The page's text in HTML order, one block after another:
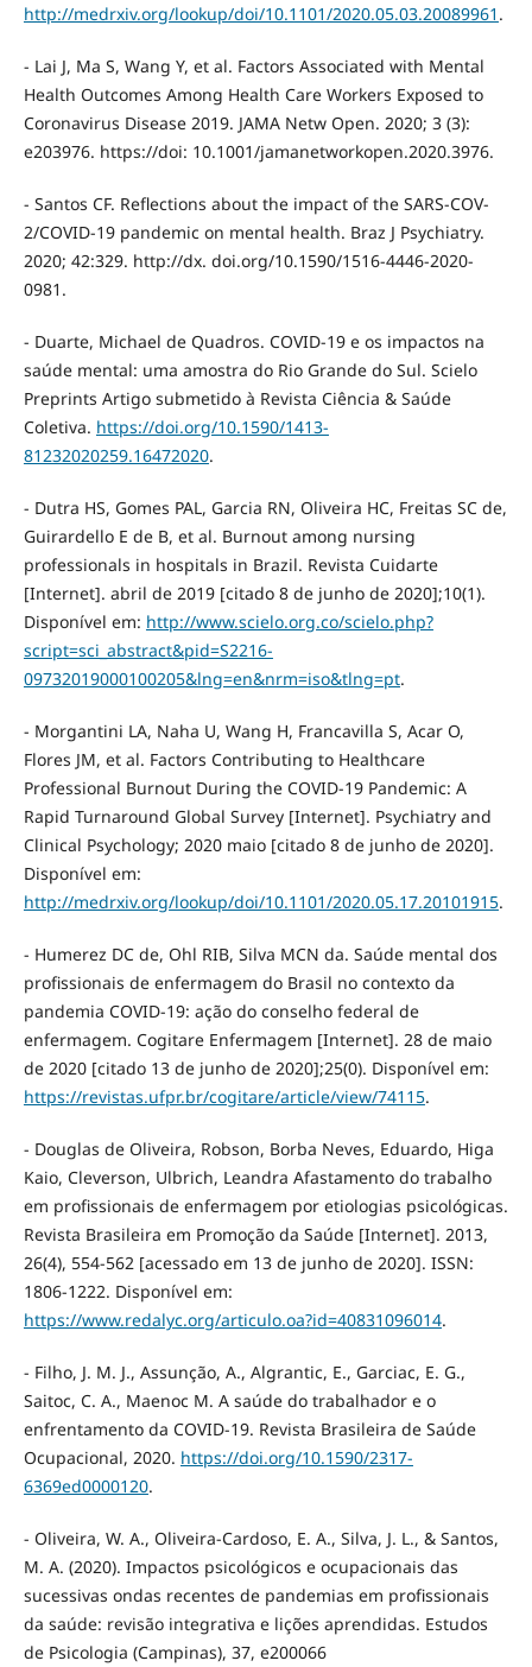
http://medrxiv.org/lookup/doi/10.1101/2020.05.03.20089961 .
- Lai J, Ma S, Wang Y, et al. Factors Associated with Mental
Health Outcomes Among Health Care Workers Exposed to
Coronavirus Disease 2019. JAMA Netw Open. 2020; 3 (3):
e203976. https://doi: 10.1001/jamanetworkopen.2020.3976.
- Santos CF. Reflections about the impact of the SARS-COV-
2/COVID-19 pandemic on mental health. Braz J Psychiatry.
2020; 42:329. http://dx. doi.org/10.1590/1516-4446-2020-
0981.
- Duarte, Michael de Quadros. COVID-19 e os impactos na
saúde mental: uma amostra do Rio Grande do Sul. Scielo
Preprints Artigo submetido à Revista Ciência & Saúde
Coletiva. https://doi.org/10.1590/1413-
81232020259.16472020.
- Dutra HS, Gomes PAL, Garcia RN, Oliveira HC, Freitas SC de,
Guirardello E de B, et al. Burnout among nursing
professionals in hospitals in Brazil. Revista Cuidarte
[Internet]. abril de 2019 [citado 8 de junho de 2020];10(1).
Disponível em: http://www.scielo.org.co/scielo.php?
script=sci_abstract&pid=S2216-
09732019000100205&lng=en&nrm=iso&tlng=pt.
- Morgantini LA, Naha U, Wang H, Francavilla S, Acar O,
Flores JM, et al. Factors Contributing to Healthcare
Professional Burnout During the COVID-19 Pandemic: A
Rapid Turnaround Global Survey [Internet]. Psychiatry and
Clinical Psychology; 2020 maio [citado 8 de junho de 2020].
Disponível em:
http://medrxiv.org/lookup/doi/10.1101/2020.05.17.20101915.
- Humerez DC de, Ohl RIB, Silva MCN da. Saúde mental dos
profissionais de enfermagem do Brasil no contexto da
pandemia COVID-19: ação do conselho federal de
enfermagem. Cogitare Enfermagem [Internet]. 28 de maio
de 2020 [citado 13 de junho de 2020];25(0). Disponível em:
https://revistas.ufpr.br/cogitare/article/view/74115.
- Douglas de Oliveira, Robson, Borba Neves, Eduardo, Higa
Kaio, Cleverson, Ulbrich, Leandra Afastamento do trabalho
em profissionais de enfermagem por etiologias psicológicas.
Revista Brasileira em Promoção da Saúde [Internet]. 2013,
26(4), 554-562 [acessado em 13 de junho de 2020]. ISSN:
1806-1222. Disponível em:
https://www.redalyc.org/articulo.oa?id=40831096014.
- Filho, J. M. J., Assunção, A., Algrantic, E., Garciac, E. G.,
Saitoc, C. A., Maenoc M. A saúde do trabalhador e o
enfrentamento da COVID-19. Revista Brasileira de Saúde
Ocupacional, 2020. https://doi.org/10.1590/2317-
6369ed0000120.
- Oliveira, W. A., Oliveira-Cardoso, E. A., Silva, J. L., & Santos,
M. A. (2020). Impactos psicológicos e ocupacionais das
sucessivas ondas recentes de pandemias em profissionais
da saúde: revisão integrativa e lições aprendidas. Estudos
de Psicologia (Campinas), 37, e200066